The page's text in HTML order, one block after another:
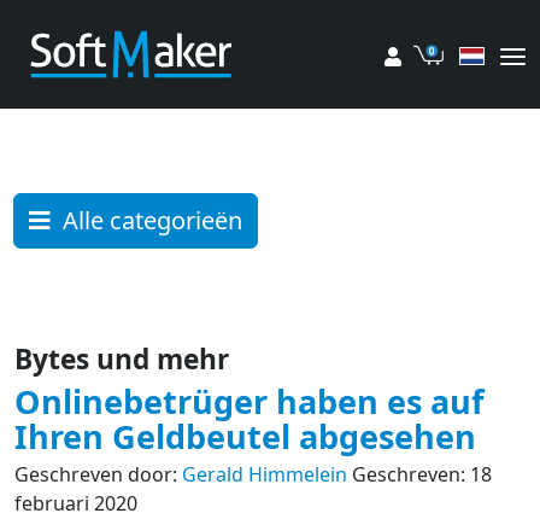
Mijn account
Bytes und mehr
Onlinebetrüger haben es auf
Ihren Geldbeutel abgesehen
Geschreven door: Gerald Himmelein Geschreven: 18
februari 2020
Alle categorieën